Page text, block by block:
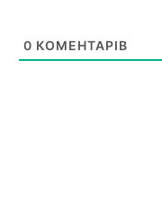
0 КОМЕНТАРІВ